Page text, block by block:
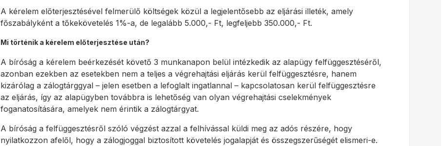
A kérelem előterjesztésével felmerülő költségek közül a legjelentősebb az eljárási illeték, amely
főszabályként a tőkekövetelés 1%-a, de legalább 5.000,- Ft, legfeljebb 350.000,- Ft.
Mi történik a kérelem előterjesztése után?
A bíróság a kérelem beérkezését követő 3 munkanapon belül intézkedik az alapügy felfüggesztéséről,
azonban ezekben az esetekben nem a teljes a végrehajtási eljárás kerül felfüggesztésre, hanem
kizárólag a zálogtárggyal – jelen esetben a lefoglalt ingatlannal – kapcsolatosan kerül felfüggesztésre
az eljárás, így az alapügyben továbbra is lehetőség van olyan végrehajtási cselekmények
foganatosítására, amelyek nem érintik a zálogtárgyat.
A bíróság a felfüggesztésről szóló végzést azzal a felhívással küldi meg az adós részére, hogy
nyilatkozzon afelől, hogy a zálogjoggal biztosított követelés jogalapját és összegszerűségét elismeri-e.